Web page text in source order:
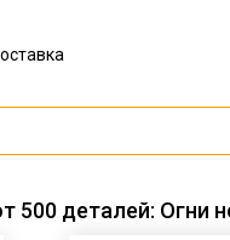
500 деталей: Огни